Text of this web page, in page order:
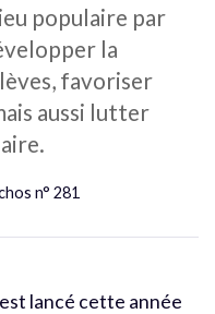
populaire par
la
favoriser
aussi lutter
n° 281
lancé cette année